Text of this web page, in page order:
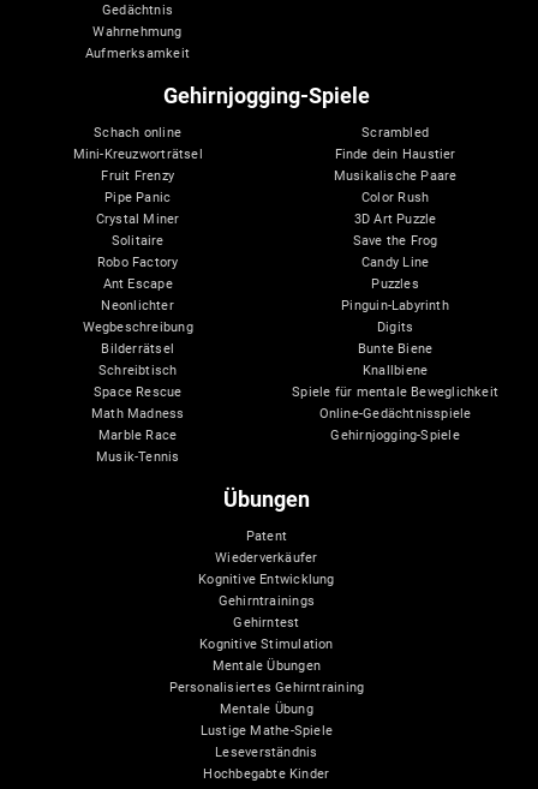
Gedächtnis
Wahrnehmung
Aufmerksamkeit
Gehirnjogging-Spiele
Schach online
Mini-Kreuzworträtsel
Fruit Frenzy
Pipe Panic
Crystal Miner
Solitaire
Robo Factory
Ant Escape
Neonlichter
Wegbeschreibung
Bilderrätsel
Schreibtisch
Space Rescue
Math Madness
Marble Race
Musik-Tennis
Scrambled
Finde dein Haustier
Musikalische Paare
Color Rush
3D Art Puzzle
Save the Frog
Candy Line
Puzzles
Pinguin-Labyrinth
Digits
Bunte Biene
Knallbiene
Spiele für mentale Beweglichkeit
Online-Gedächtnisspiele
Gehirnjogging-Spiele
Übungen
Patent
Wiederverkäufer
Kognitive Entwicklung
Gehirntrainings
Gehirntest
Kognitive Stimulation
Mentale Übungen
Personalisiertes Gehirntraining
Mentale Übung
Lustige Mathe-Spiele
Leseverständnis
Hochbegabte Kinder